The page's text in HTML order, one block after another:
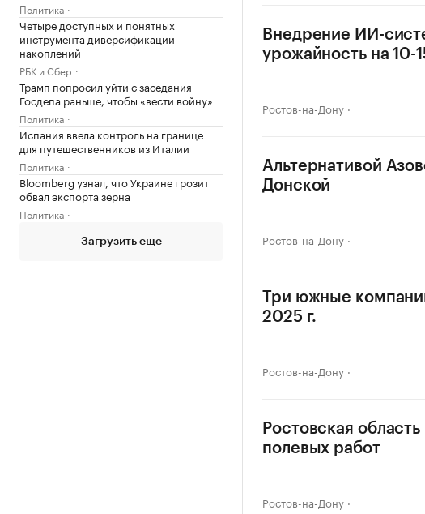
Политика
Четыре доступных и понятных
инструмента диверсификации
накоплений
РБК и Сбер
Трамп попросил уйти с заседания
Госдепа раньше, чтобы «вести войну»
Политика
Испания ввела контроль на границе
для путешественников из Италии
Политика
Bloomberg узнал, что Украине грозит
обвал экспорта зерна
Политика
Загрузить еще
Внедрение ИИ-
урожайность на 10-
Ростов-на-Дону
Альтернативой
Донской
Ростов-на-Дону
Три южные
2025 г.
Ростов-на-Дону
Ростовская
полевых работ
Ростов-на-Дону